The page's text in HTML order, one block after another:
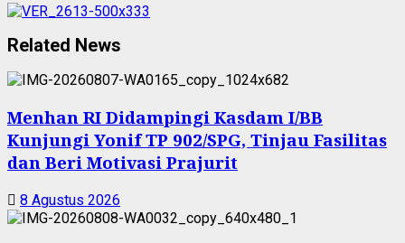
Related News
Menhan RI Didampingi Kasdam I/BB
Kunjungi Yonif TP 902/SPG, Tinjau Fasilitas
dan Beri Motivasi Prajurit
8 Agustus 2026